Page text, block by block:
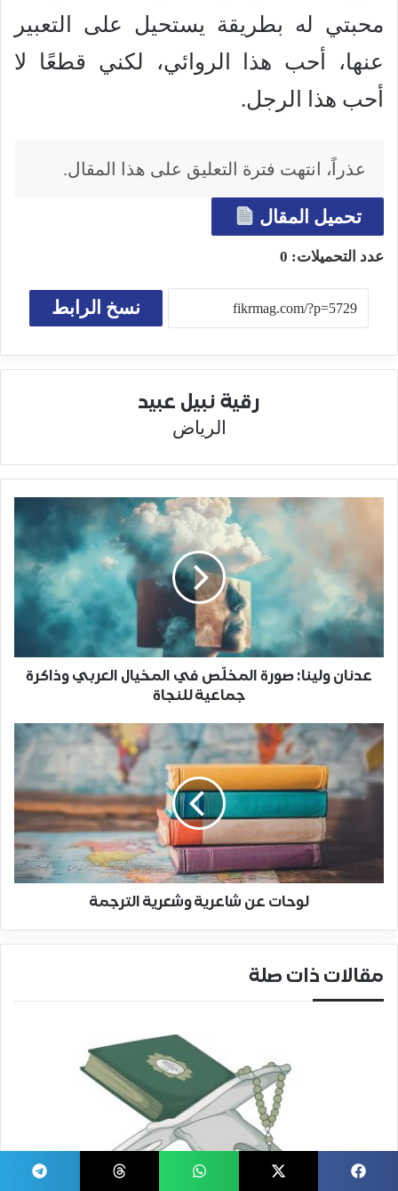
محبتي له بطريقة يستحيل على التعبير
عنها، أحب هذا الروائي، لكني قطعًا لا
أحب هذا الرجل.
عذراً، انتهت فترة التعليق على هذا المقال.
تحميل المقال
عدد التحميلات: 0
نسخ الرابط
رقية نبيل عبيد
الرياض
عدنان ولينا: صورة المخلّص في المخيال العربي وذاكرة
جماعية للنجاة
لوحات عن شاعرية وشعرية الترجمة
مقالات ذات صلة